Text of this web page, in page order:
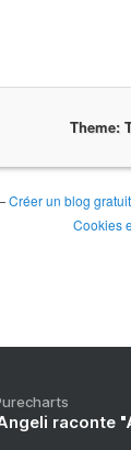
Theme:
Créer un blog
Cookies
raconte